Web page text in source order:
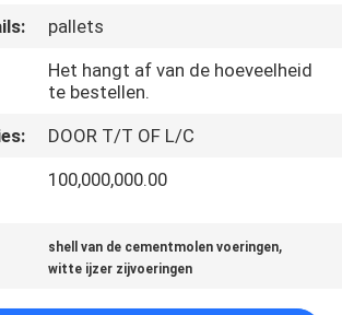
pallets
Het hangt af van de hoeveelheid
te bestellen.
DOOR T/T OF L/C
100,000,000.00
shell van de cementmolen voeringen,
witte ijzer zijvoeringen